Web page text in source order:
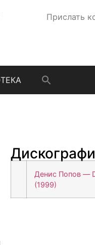
Прислать
Денис Попов —
(1999)